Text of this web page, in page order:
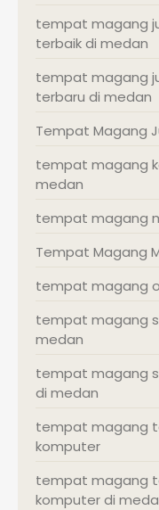
tempat magang
terbaik di medan
tempat magang
terbaru di medan
Tempat Magang
tempat magang
medan
tempat magang
Tempat Magang
tempat magang
tempat magang
medan
tempat magang
di medan
tempat magang
komputer
tempat magang
komputer di